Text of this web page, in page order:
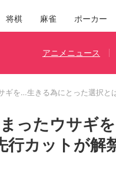
将棋 麻雀 ポーカー
アニメニュース
ギを…生きる為にとった選択と
ったウサギ
カットが解